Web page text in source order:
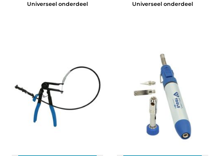
Universeel onderdeel Universeel onderdeel